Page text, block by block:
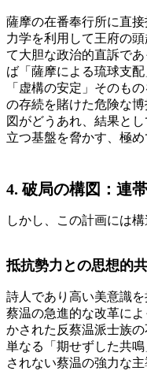
薩摩の在番奉行所に直
力学を利用して王府の
て大胆な政治的直訴で
ば「薩摩による琉球支
「虚構の安定」そのも
の存続を賭けた危険な
図がどうあれ、結果と
立つ基盤を脅かす、極
4. 破局の構図：連
しかし、この計画には
抵抗勢力との思想的
詩人であり高い美意識
蔡温の急進的な改革に
かされた反蔡温派士族
単なる「期せずした共
されない蔡温の強力な